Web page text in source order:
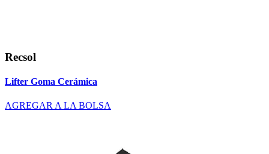
Recsol
Lifter Goma Cerámica
AGREGAR A LA BOLSA